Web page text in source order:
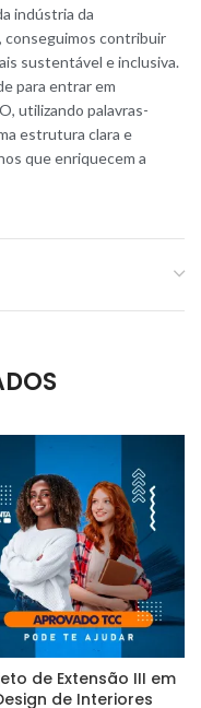
indústria da
conseguimos contribuir
sustentável e inclusiva.
para entrar em
utilizando palavras-
estrutura clara e
que enriquecem a
de Extensão III em
de Interiores